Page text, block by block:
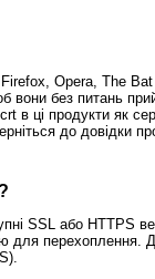
Firefox, Opera, The
без питань
в ці продукти як
до довідки
SSL або HTTPS
для перехоплення.